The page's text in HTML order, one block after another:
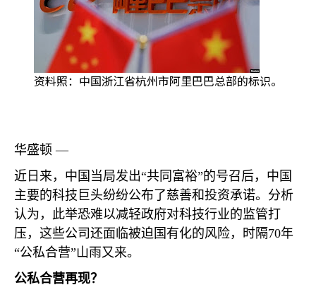
资料照：中国浙江省杭州市阿里巴巴总部的标识。
华盛顿 —
近日来，中国当局发出“共同富裕”的号召后，中国
主要的科技巨头纷纷公布了慈善和投资承诺。分析
认为，此举恐难以减轻政府对科技行业的监管打
压，这些公司还面临被迫国有化的风险，时隔70年
“公私合营”山雨又来。
公私合营再现？